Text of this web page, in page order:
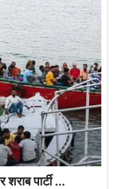
पार्टी ...